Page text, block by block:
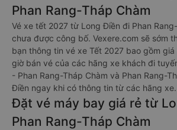
Phan Rang-Tháp Chàm
Vé xe tết 2027 từ Long Điền đi Phan
chưa được công bố. Vexere.com sẽ sớm
bạn thông tin vé xe Tết 2027 bao gồm
giờ bán vé của các hãng xe khách đi
- Phan Rang-Tháp Chàm và Phan Rang-
Điền ngay khi có thông tin từ các hãng xe.
Đặt vé máy bay giá rẻ từ
Phan Rang-Tháp Chàm